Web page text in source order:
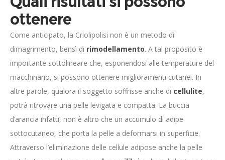
ottenere
Come anticipato, la Criolipolisi non è un metodo di
dimagrimento, bensì di rimodellamento. A tal proposito è
importante sottolineare che, esponendosi alle temperature del
macchinario, si possono ottenere miglioramenti cutanei. In
altre parole, qualora il soggetto soffrisse anche di cellulite,
potrà ritrovare una pelle levigata e compatta. La buccia
d’arancia infatti, non è altro che un accumulo di adipe
sottocutaneo, che porta la pelle a deformarsi in superficie.
Attraverso l’eliminazione delle cellule adipose anche la pelle